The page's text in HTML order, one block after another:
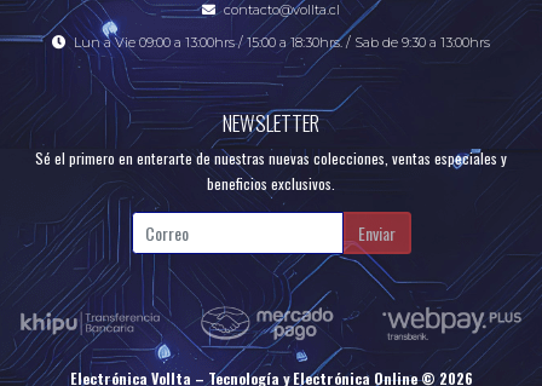
contacto@vollta.cl
Lun a Vie 09:00 a 13:00hrs / 15:00 a 18:30hrs. / Sab de 9:30 a 13:00hrs
NEWSLETTER
Sé el primero en enterarte de nuestras nuevas colecciones, ventas especiales y
beneficios exclusivos.
Enviar
Electrónica Vollta – Tecnología y Electrónica Online © 2026